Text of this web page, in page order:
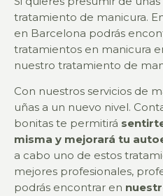
tratamiento de manicura.
en Barcelona podrás
tratamientos en manicura
nuestro tratamiento de
Con nuestros servicios de
uñas a un nuevo nivel.
bonitas te permitirá
misma y mejorará tu
a cabo uno de estos
mejores profesionales,
podrás encontrar en